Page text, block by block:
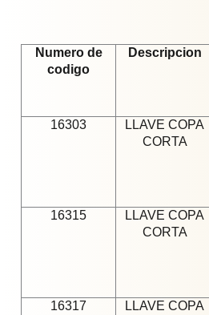
Numero de
codigo
Descripcion
16303
LLAVE COPA
CORTA
16315
LLAVE COPA
CORTA
16317
LLAVE COPA